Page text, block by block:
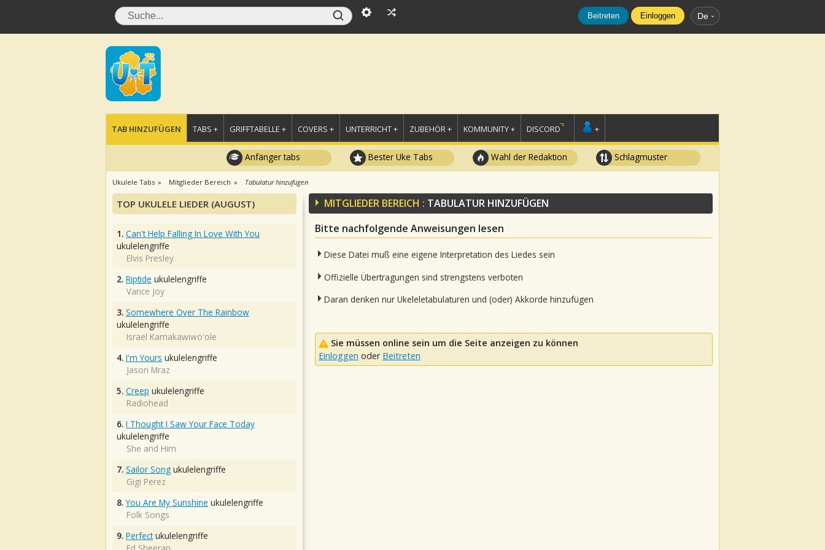
Beitreten Einloggen De
TAB HINZUFÜGEN TABS + GRIFFTABELLE + COVERS + UNTERRICHT + ZUBEHÖR + KOMMUNITY + DISCORD +
Anfänger tabs Bester Uke Tabs Wahl der Redaktion Schlagmuster
Ukulele Tabs Mitglieder Bereich Tabulatur hinzufügen
MITGLIEDER BEREICH : TABULATUR HINZUFÜGEN
Bitte nachfolgende Anweisungen lesen
Diese Datei muß eine eigene Interpretation des Liedes sein
Offizielle Übertragungen sind strengstens verboten
Daran denken nur Ukeleletabulaturen und (oder) Akkorde hinzufügen
Sie müssen online sein um die Seite anzeigen zu können
Einloggen oder Beitreten
TOP UKULELE LIEDER (AUGUST)
1. Can't Help Falling In Love With You
ukulelengriffe
Elvis Presley
2. Riptide ukulelengriffe
Vance Joy
3. Somewhere Over The Rainbow
ukulelengriffe
Israel Kamakawiwo'ole
4. I'm Yours ukulelengriffe
Jason Mraz
5. Creep ukulelengriffe
Radiohead
6. I Thought I Saw Your Face Today
ukulelengriffe
She and Him
7. Sailor Song ukulelengriffe
Gigi Perez
8. You Are My Sunshine ukulelengriffe
Folk Songs
9. Perfectukulelengriffe